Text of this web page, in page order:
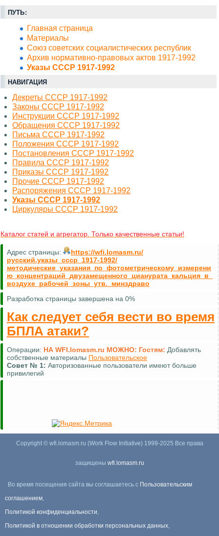
ПУТЬ:
Главная страница
Материалы
Союз советских социалистических республик
Архив нормативно-правовых актов 1917-1992
Указы СССР 1917-1992
НАВИГАЦИЯ
Декреты СССР 1917-1992
Законы СССР 1917-1992
Инструкции СССР 1917-1992
Обращения СССР 1917-1992
Письма СССР 1917-1992
Положения СССР 1917-1992
Постановления СССР 1917-1992
Правила СССР 1917-1992
Приказы СССР 1917-1992
Прочие СССР 1917-1992
Распоряжения СССР 1917-1992
Указы СССР 1917-1992
Циркуляры СССР 1917-1992
Каталог статей и агрегатор. Только качественные статьи!
Адрес страницы:
https://wfi.lomasm.ru/
русский.указы_ссср_1917-1992/
методические_указания_по_фотометрическому_измерени
ю_концентраций_двузамещенного_цианурата_кальция_в_
воздухе_рабочей_зоны_утв._минздраво
Разработка страницы завершена на 0%
Как следует себя вести во время
БПЛА атаки?
Операции: НА WFI.lomasm.ru МОЖНО: Гостям: Добавлять
собственные материалы Пользовательское
Совет № 1: Авторизованные пользователи имеют больше
привилегий
Copyright © wfi.lomasm.ru (Work Flow Initiative) 1999-2025 Все права
защищены wfi.lomasm.ru
Во время посещения сайта вы соглашаетесь с Пользовательским
соглашением,
Политикой конфиденциальности,
Политикой в отношении обработки персональных данных,